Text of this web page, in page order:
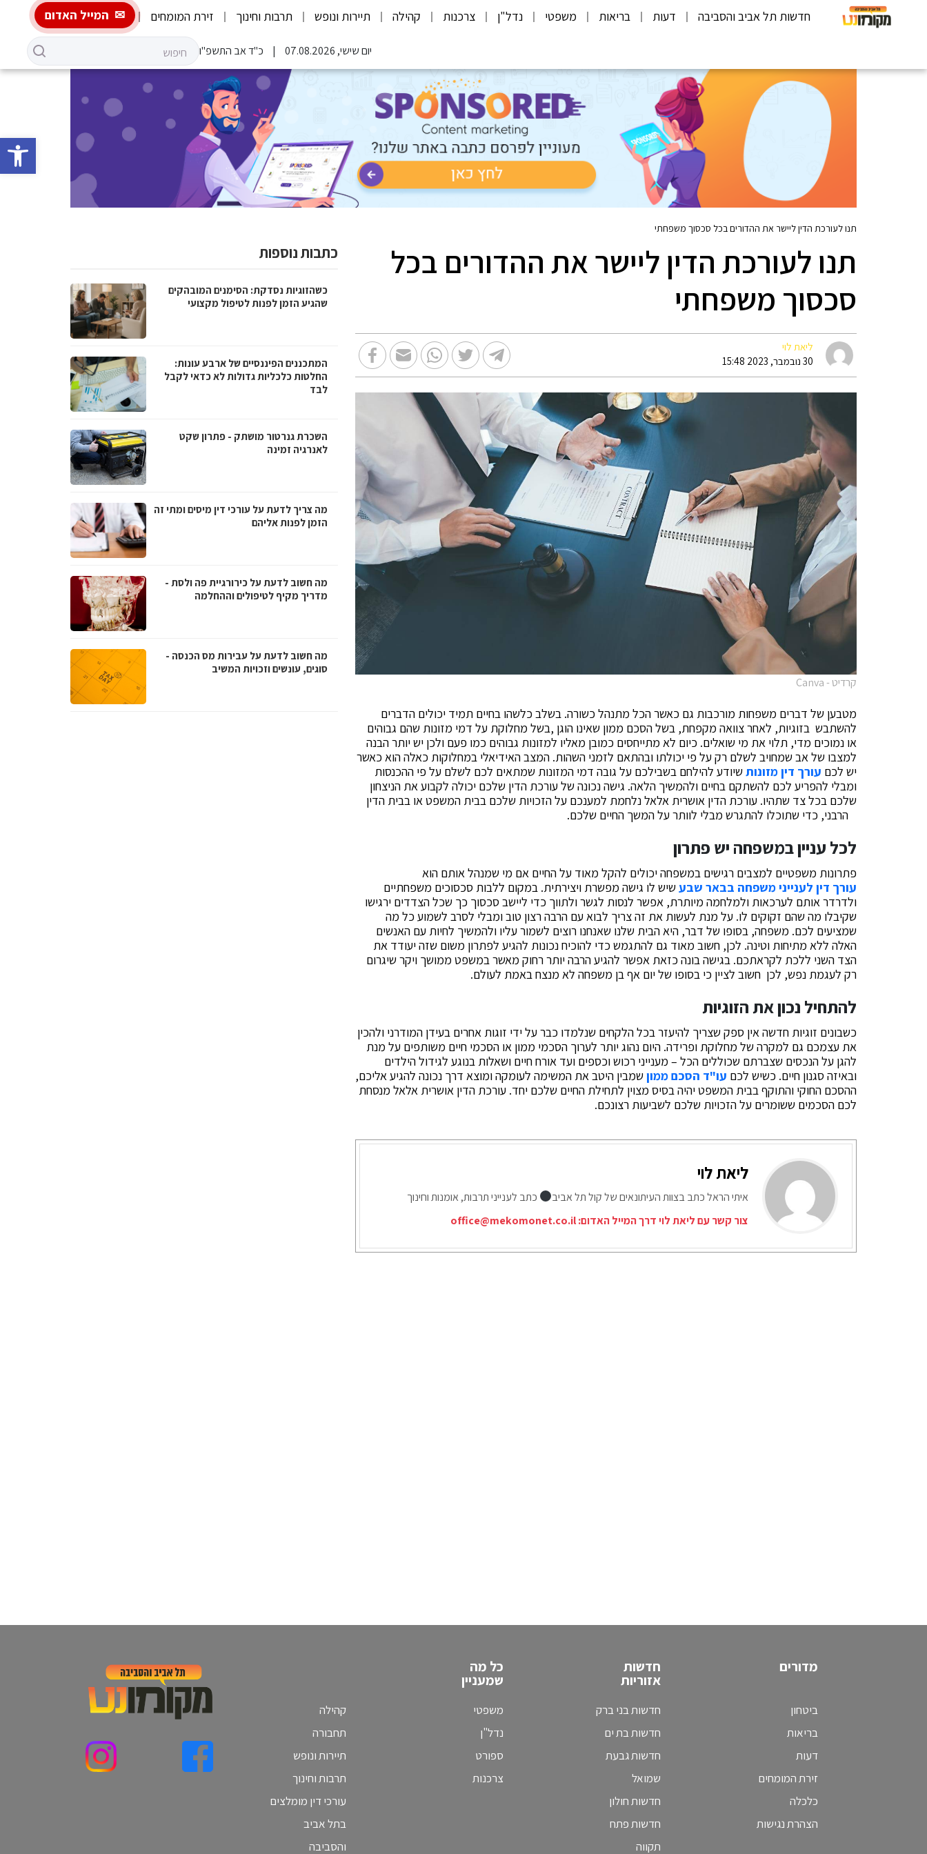
פתח
חדשות תל אביב והסביבה דעות בריאות משפטי נדל"ן צרכנות קהילה תיירות ונופש תרבות וחינוך זירת המומחים המייל האדום
יום שישי, 07.08.2026 כ"ד אב התשפ"ו
תנו לעורכת הדין ליישר את ההדורים בכל סכסוך משפחתי
תנו לעורכת הדין ליישר את ההדורים בכל
סכסוך משפחתי
ליאת לוי
30 נובמבר, 2023 15:48
קרדיט - Canva
מטבען של דברים משפחות מורכבות גם כאשר הכל מתנהל כשורה. בשלב כלשהו בחיים תמיד יכולים הדברים
להשתבש בזוגיות, לאחר צוואה מקפחת, בשל הסכם ממון שאינו הוגן ,בשל מחלוקת על דמי מזונות שהם גבוהים
או נמוכים מדי, תלוי את מי שואלים. כיום לא מתייחסים כמובן מאליו למזונות גבוהים כמו פעם ולכן יש יותר הבנה
למצבו של אב שמחויב לשלם רק על פי יכולתו ובהתאם לזמני השהות. המצב האידיאלי במחלוקות כאלה הוא כאשר
יש לכם עורך דין מזונותשיודע להילחם בשבילכם על גובה דמי המזונות שמתאים לכם לשלם על פי ההכנסות
ומבלי להפריע לכם להשתקם בחיים ולהמשיך הלאה. גישה נכונה של עורכת הדין שלכם יכולה לקבוע את הניצחון
שלכם בכל צד שתהיו. עורכת הדין אושרית אלאל נלחמת למענכם על הזכויות שלכם בבית המשפט או בבית הדין
הרבני, כדי שתוכלו להתגרש מבלי לוותר על המשך החיים שלכם.
לכל עניין במשפחה יש פתרון
פתרונות משפטיים למצבים רגישים במשפחה יכולים להקל מאוד על החיים אם מי שמנהל אותם הוא
עורך דין לענייני משפחה בבאר שבעשיש לו גישה מפשרת ויצירתית. במקום ללבות סכסוכים משפחתיים
ולדרדר אותם לערכאות ולמלחמה מיותרת, אפשר לנסות לגשר ולתווך כדי ליישב סכסוך כך שכל הצדדים ירגישו
שקיבלו מה שהם זקוקים לו. על מנת לעשות את זה צריך לבוא עם הרבה רצון טוב ומבלי לסרב לשמוע כל מה
שמציעים לכם. משפחה, בסופו של דבר, היא הבית שלנו שאנחנו רוצים לשמור עליו ולהמשיך לחיות עם האנשים
האלה ללא מתיחות וטינה. לכן, חשוב מאוד גם להתגמש כדי להוכיח נכונות להגיע לפתרון משום שזה יעודד את
הצד השני ללכת לקראתכם. בגישה בונה כזאת אפשר להגיע הרבה יותר רחוק מאשר במשפט ממושך ויקר שיגרום
רק לעגמת נפש, לכן חשוב לציין כי בסופו של יום אף בן משפחה לא מנצח באמת לעולם.
להתחיל נכון את הזוגיות
כשבונים זוגיות חדשה אין ספק שצריך להיעזר בכל הלקחים שנלמדו כבר על ידי זוגות אחרים בעידן המודרני ולהכין
את עצמכם גם למקרה של מחלוקת ופרידה. היום נהוג יותר לערוך הסכמי ממון או הסכמי חיים משותפים על מנת
להגן על הנכסים שצברתם שכוללים הכל – מענייני רכוש וכספים ועד אורח חיים ושאלות בנוגע לגידול הילדים
ובאיזה סגנון חיים. כשיש לכם עו"ד הסכם ממוןשמבין היטב את המשימה לעומקה ומוצא דרך נכונה להגיע אליכם,
ההסכם החוקי והתוקף בבית המשפט יהיה בסיס מצוין לתחילת החיים שלכם יחד. עורכת הדין אושרית אלאל מנסחת
לכם הסכמים ששומרים על הזכויות שלכם לשביעות רצונכם.
ליאת לוי
איתי הראל כתב בצוות העיתונאים של קול תל אביב
כתב לענייני תרבות, אומנות וחינוך
צור קשר עם ליאת לוי דרך המייל האדום:office@mekomonet.co.il
כתבות נוספות
כשהזוגיות נסדקת: הסימנים המובהקים
שהגיע הזמן לפנות לטיפול מקצועי
המתכננים הפיננסיים של ארבע עונות:
החלטות כלכליות גדולות לא כדאי לקבל
לבד
השכרת גנרטור מושתק - פתרון שקט
לאנרגיה זמינה
מה צריך לדעת על עורכי דין מיסים ומתי זה
הזמן לפנות אליהם
מה חשוב לדעת על כירורגיית פה ולסת -
מדריך מקיף לטיפולים וההחלמה
מה חשוב לדעת על עבירות מס הכנסה -
סוגים, עונשים וזכויות המשיב
מדורים
ביטחון
בריאות
דעות
זירת המומחים
כלכלה
הצהרת נגישות
חדשות
אזוריות
חדשות בני ברק
חדשות בת ים
חדשות גבעת
שמואל
חדשות חולון
חדשות פתח
תקווה
כל מה
שמעניין
משפטי
נדל"ן
ספורט
צרכנות
קהילה
תחבורה
תיירות ונופש
תרבות וחינוך
עורכי דין מומלצים
בתל אביב
והסביבה